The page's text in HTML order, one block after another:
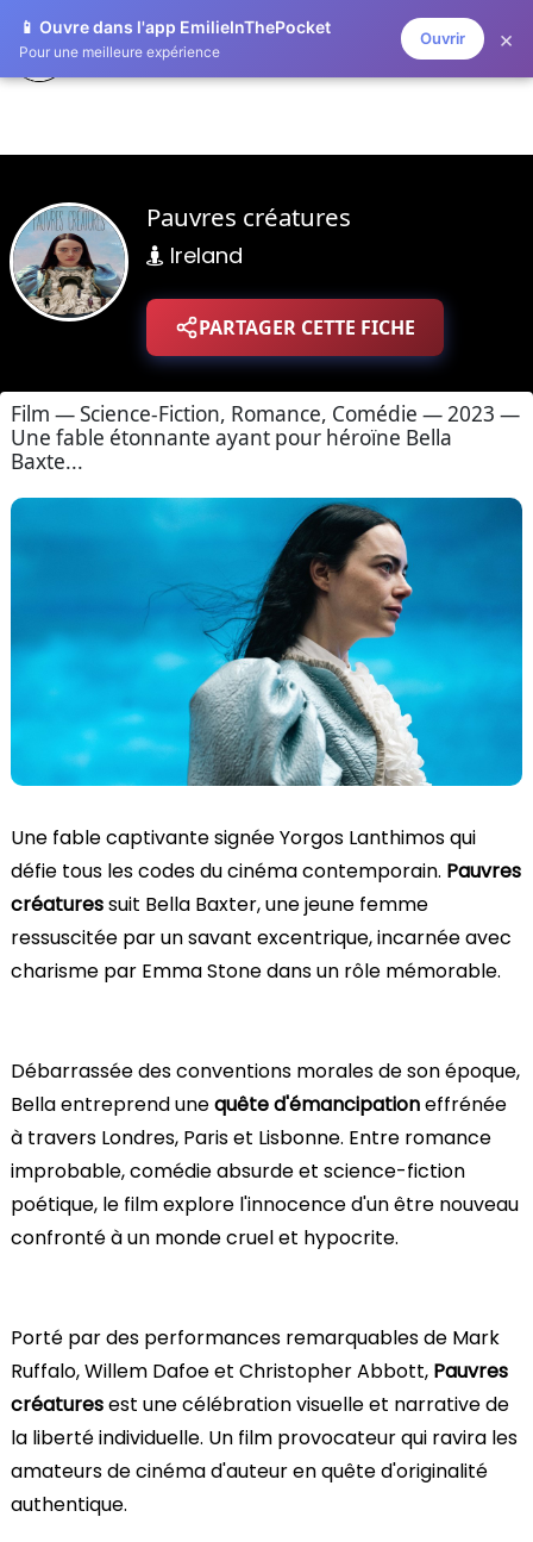
📱 Ouvre dans l'app EmilieInThePocket
Pour une meilleure expérience
Ouvrir ×
ZAPLISTOO
Pauvres créatures
Ireland
PARTAGER CETTE FICHE
Film — Science-Fiction, Romance, Comédie — 2023 —
Une fable étonnante ayant pour héroïne Bella
Baxte...
Une fable captivante signée Yorgos Lanthimos qui
défie tous les codes du cinéma contemporain. Pauvres
créaturessuit Bella Baxter, une jeune femme
ressuscitée par un savant excentrique, incarnée avec
charisme par Emma Stone dans un rôle mémorable.
Débarrassée des conventions morales de son époque,
Bella entreprend unequête d'émancipationeffrénée
à travers Londres, Paris et Lisbonne. Entre romance
improbable, comédie absurde et science-fiction
poétique, le film explore l'innocence d'un être nouveau
confronté à un monde cruel et hypocrite.
Porté par des performances remarquables de Mark
Ruffalo, Willem Dafoe et Christopher Abbott, Pauvres
créaturesest une célébration visuelle et narrative de
la liberté individuelle. Un film provocateur qui ravira les
amateurs de cinéma d'auteur en quête d'originalité
authentique.